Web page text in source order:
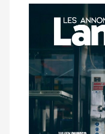
Notre
dernier
magazine